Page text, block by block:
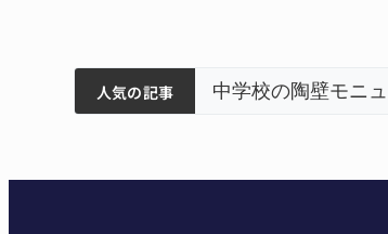
人気の記事
メント 地元建設会社がボランティアで